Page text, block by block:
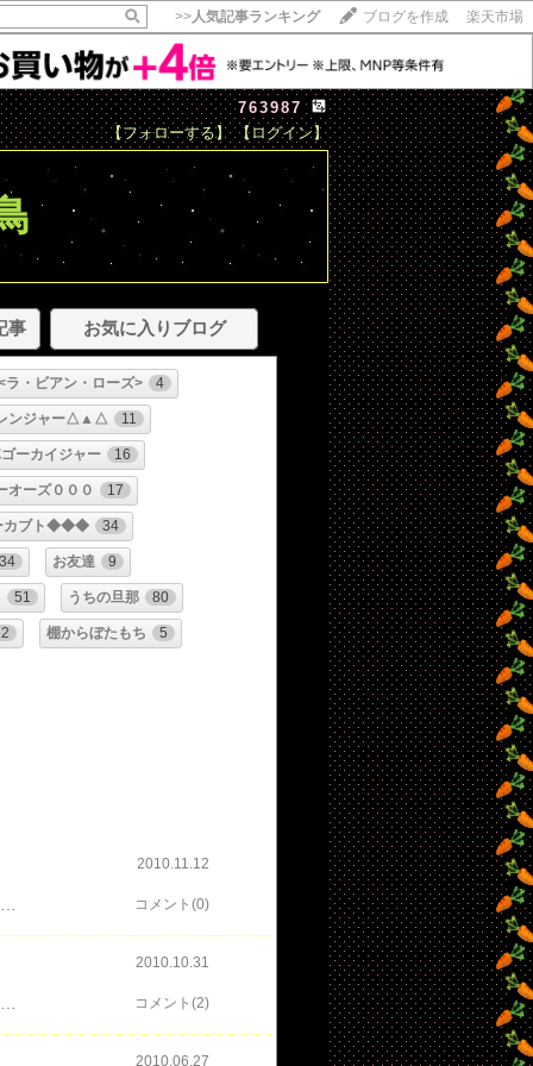
>>人気記事ランキング ブログを作成 楽天市場
763987
【フォローする】 【ログイン】
事 お気に入りブログ
・ビアン・ローズ> 4
ンジャー△▲△ 11
ーカイジャー 16
オーズ０００ 17
カブト◆◆◆ 34
34 お友達 9
51 うちの旦那 80
棚からぼたもち 5
2010.11.12
コメント(0)
みなさん♪こんばんは。 本日、あたっくは６時ちょっと過ぎに起き、 ７時３０分前には家を出、 大泉に向かいました。 車で高速を飛ばすこと１時間弱。 渋滞などにあうこともなく、スムーズに到着。 ８時３０分頃には東映撮影所の正門の長蛇の 列に並びました。 いやはや、みなさん、早いこと早いこと。 ９時開場なのにもうだいぶ並んでました～！ 先着５０００名にはカードが入場の際に いただけるのですが、 ちゃんとナンバーリングしてありまして、 私と旦那は２８４番、２８５番でした。 いや～、とにかくねぇ～、今日の目玉はシンケンレッド・殿の玉座です。 たぶん、一番混むと思い、最初に行きました。 殿の玉座はこんな感じです。 しっかり写真撮って来ました～～～っ！！！ 私たちは、朝一で一番のっけから撮ったので、１０分も待たないで撮れましたが、 この後、玉座は人気でかなりの待ち時間だったようです。 お次は、シンケンオーのコックピットです。 ここは、専門のカメラマンさんがいて、１枚１０００円の有料で記念撮影できます。 私たちの写真はありますが、これは控えておきますね。 でも、旦那と私とふたりで撮ったものと、 シンケンジャーファンのお友達のＲＥＭＹさん、プリンスさん、鈴猫さんと、 私と旦那と５人勢揃いで撮ったものと１枚づつ記念に撮りました。 いや～、大の大人が超真剣な表情でコックピットのバーに手を添える様は、 なかなか笑えます。 でも、その写真見るとなんか嬉しくて楽しくて、 ニヤニヤにやけるくらい気に入りました。 ついでに隣りにあったこの方たちの画像もアップしておきます。 その次は、ゴールド寿司の屋台。 で、ここでも写真撮ってきました。 いや～、源ちゃん人気も凄くて、かなり並びましたよ！ 旦那と２人で並んで撮った時は３０～４０分の待ち時間だったかな。 ５人で後から並んだ時は、１時間くらいだったかな～。 お客さん側で撮ったのもあるんですが、ここでは源ちゃん側で～＾＾ 展示してあったものはですね～、こんな感じです。 展示の仕方もお茶目で、こんな展示の仕方もするんですよ。 わかりますかねぇ～。窓が開いてるところになにやら怪しいあやかしがいるのが。 やっぱりわかりにくいですよねぇ。 これで、わかりますかね？？？ 手前の窓にはシタリが。向こう側にはナナシがいて、こちらを見てるんですよ～！ 気づかない方も多いんじゃないかというくらいさりげなく展示してあるんですよ＾＾ 遊び心満載ですよ。 この後、ゴセイジャーのセットを観ました。 普段、ゴセイジャーがいるノゾムの家の中は撮影禁止なので載せられません。 撮影が許可されたのがコックピットの中の部分だけでした。 あ！なんか曲がってる…＾＾; 多少の小雨は降りましたが、無事大泉まつりを満喫してきました。 次の大泉まつりは１２月の予定だそうです。 次回も楽しみ。
2010.10.31
コメント(2)
2010.06.27